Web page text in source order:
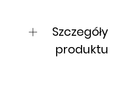
Szczegóły
produktu